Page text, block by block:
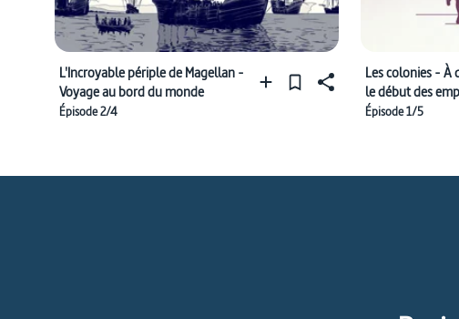
L'Incroyable périple de Magellan -
Voyage au bord du monde
Épisode 2/4
Les colonies - À
le début des
Épisode 1/5